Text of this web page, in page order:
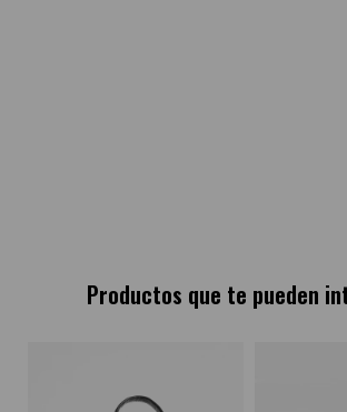
Productos que te pueden